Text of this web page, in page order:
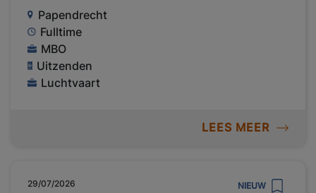
Papendrecht
Fulltime
MBO
Uitzenden
Luchtvaart
LEES MEER
29/07/2026 NIEUW